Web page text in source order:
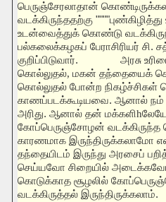
பெருஞ்சேரலாதான்
வடக்கிருந்ததற்கு
உடன்வைத்துக் கொண்டு
பல்கலைக்கழகப் பேராசிரியர் சி.
குறிப்பிடுவார்.
அரசு
கொல்லுதல், மகன் தந்தையைக்
கொல்லுதல் போன்ற நிகழ்ச்சிகள்
காணப்படக்கூடியவை. ஆனால் நம்
அரிது. ஆனால் தன் மக்களிh
கோப்பெருஞ்சோழன் வடக்கிருந்த
காரணமாக இருந்திருக்கலாமோ
தந்தையிடம் இருந்து அரசைப்
செய்யவோ சிறையில்
கொடுக்காத சூழலில்
வடக்கிருத்தல் இருந்திருக்கலாம்.